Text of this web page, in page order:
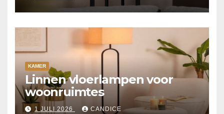
KAMER
Linnen vloerlampen voor
woonruimtes
1 JULI 2026 CANDICE